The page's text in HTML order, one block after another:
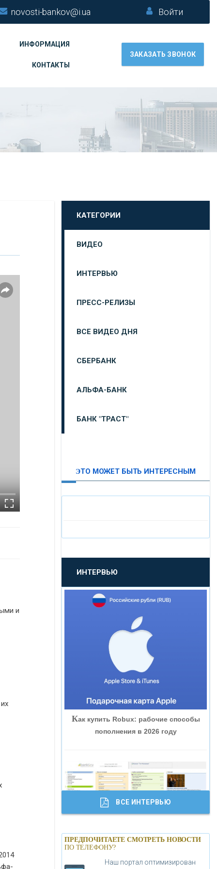
novosti-bankov@i.ua Войти
ИНФОРМАЦИЯ
КОНТАКТЫ
ЗАКАЗАТЬ ЗВОНОК
и
КАТЕГОРИИ
ВИДЕО
ИНТЕРВЬЮ
ПРЕСС-РЕЛИЗЫ
ВСЕ ВИДЕО ДНЯ
СБЕРБАНК
АЛЬФА-БАНК
БАНК "ТРАСТ"
«ПРОМСВЯЗЬБАНК»
«НОВИКОМБАНК»
«СМП БАНК»
«ВНЕШПРОМБАНК»
«БАНК ГЛОБЭКС»
«ТРАСТ»
«ГАЗПРОМБАНК»
«МОСКОВСКИЙ КРЕДИТНЫЙ
БАНК»
ЭТО МОЖЕТ БЫТЬ ИНТЕРЕСНЫМ
ИНТЕРВЬЮ
Как купить Robux: рабочие способы
пополнения в 2026 году
Банки.ру обновил логотип впервые за
19 лет - «Лента новостей»
ВСЕ ИНТЕРВЬЮ
ПРЕДПОЧИТАЕТЕ СМОТРЕТЬ НОВОСТИ
ПО ТЕЛЕФОНУ?
Наш портал оптимизирован